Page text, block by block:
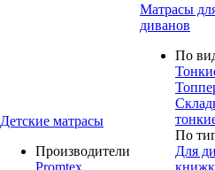
Детские матрасы
Производители
Promtex
Матрасы
диванов
По
По
Для